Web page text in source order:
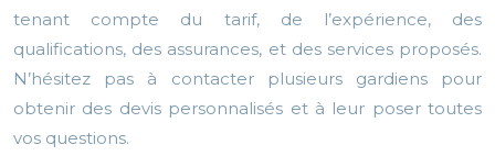
tenant compte du tarif, de l’expérience, des
qualifications, des assurances, et des services proposés.
N’hésitez pas à contacter plusieurs gardiens pour
obtenir des devis personnalisés et à leur poser toutes
vos questions.